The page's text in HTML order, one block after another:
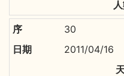
30
2011/04/16